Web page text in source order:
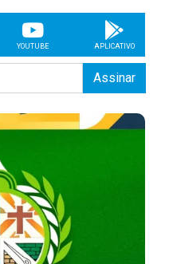
YOUTUBE APLICATIVO
Assinar